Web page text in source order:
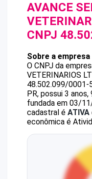
AVANCE
CNPJ
Sobre a empresa
O CNPJ da
VETERINARIOS
48.502.099/0001-
PR, possui 3
fundada em 03/
cadastral é ATIVA
econômica é